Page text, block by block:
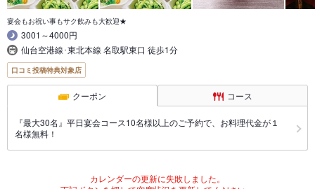
宴会もお祝い事もサク飲みも大歓迎★
3001～4000円
仙台空港線･東北本線 名取駅東口 徒歩1分
口コミ投稿特典対象店
クーポン コース
『最大30名』平日宴会コース10名様以上のご予約で、お料理代金が１
名様無料！
カレンダーの更新に失敗しました。